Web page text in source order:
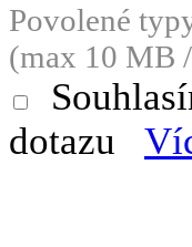
Povolené
(max 10 MB
dotazu